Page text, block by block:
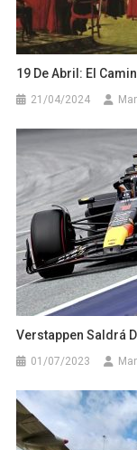
19 De Abril: El
21/04/2024
Verstappen Saldrá
01/07/2023